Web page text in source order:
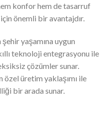
konfor hem de tasarruf
önemli bir avantajdır.
şehir yaşamına uygun
teknoloji entegrasyonu ile
çözümler sunar.
özel üretim yaklaşımı ile
bir arada sunar.